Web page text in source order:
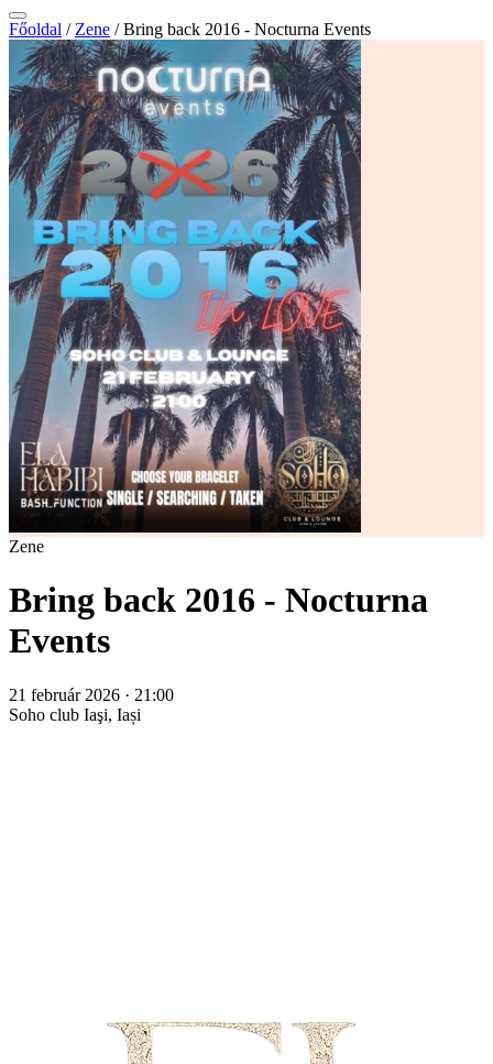
Főoldal / Zene / Bring back 2016 - Nocturna Events
Zene
Bring back 2016 - Nocturna
Events
21 február 2026 · 21:00
Soho club Iaşi, Iași